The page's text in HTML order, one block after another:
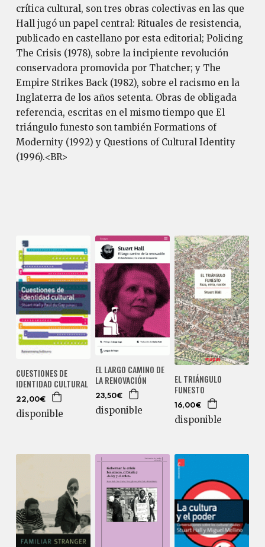
crítica cultural, son tres obras colectivas en las que
Hall jugó un papel central: Rituales de resistencia,
publicado en castellano por esta editorial; Policing
The Crisis (1978), sobre la incipiente revolución
conservadora promovida por Thatcher; y The
Empire Strikes Back (1982), sobre el racismo en la
Inglaterra de los años setenta. Obras de obligada
referencia, escritas en el mismo tiempo que El
triángulo funesto son también Formations of
Modernity (1992) y Questions of Cultural Identity
(1996).<BR>
CUESTIONES DE
IDENTIDAD CULTURAL
22,00€
disponible
EL LARGO CAMINO DE
LA RENOVACIÓN
23,50€
disponible
EL TRIÁNGULO
FUNESTO
16,00€
disponible